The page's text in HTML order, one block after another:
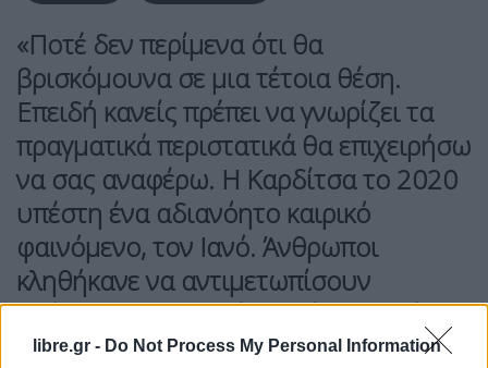
libre.gr - Do Not Process My Personal Information
«Ποτέ δεν περίμενα ότι θα
βρισκόμουνα σε μια τέτοια θέση.
Επειδή κανείς πρέπει να γνωρίζει τα
πραγματικά περιστατικά θα επιχειρήσω
να σας αναφέρω. Η Καρδίτσα το 2020
υπέστη ένα αδιανόητο καιρικό
φαινόμενο, τον Ιανό. Άνθρωποι
κληθήκανε να αντιμετωπίσουν
πράγματα που ποτέ δεν είχαν ξανά
αντιμετωπίσει. Αγρότης προσήρθε σε